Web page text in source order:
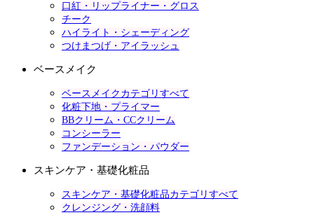
口紅・リップライナー・グロス
チーク
ハイライト・シェーディング
つけまつげ・アイラッシュ
ベースメイク
ベースメイクカテゴリすべて
化粧下地・プライマー
BBクリーム・CCクリーム
コンシーラー
ファンデーション・パウダー
スキンケア・基礎化粧品
スキンケア・基礎化粧品カテゴリすべて
クレンジング・洗顔料